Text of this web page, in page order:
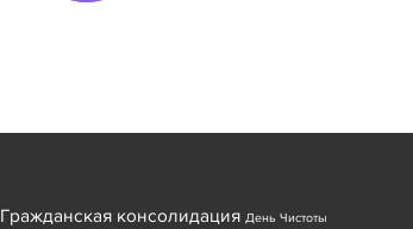
Гражданская консолидация День Чистоты